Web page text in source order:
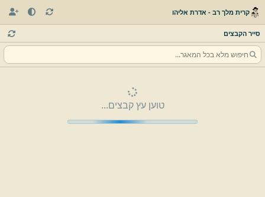
קרית מלך רב - אדרת אליהו
סייר הקבצים
טוען עץ קבצים...